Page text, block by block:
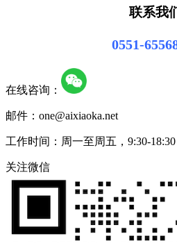
联系我
0551-
在线咨询：
邮件：one@aixiaoka.net
工作时间：周一至周五，9:30-
关注微信